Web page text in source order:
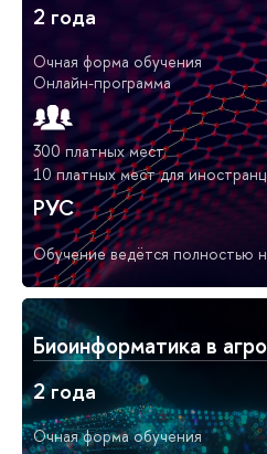
2 года
Очная форма обучения
Онлайн-программа
300 платных мест
10 платных мест для
РУС
Обучение ведётся полностью
Биоинформатика в
2 года
Очная форма обучения